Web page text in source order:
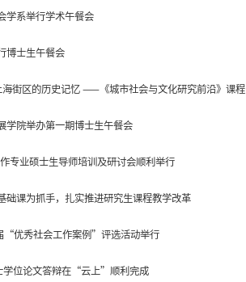
学系举行学术午餐会
博士生午餐会
海街区的历史记忆 ——《城市社会与文化研究前沿》课
学院举办第一期博士生午餐会
专业硕士生导师培训及研讨会顺利举行
础课为抓手，扎实推进研究生课程教学改革
“优秀社会工作案例”评选活动举行
学位论文答辩在“云上”顺利完成